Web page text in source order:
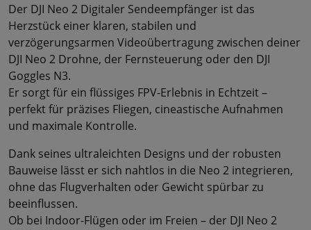
Der DJI Neo 2 Digitaler Sendeempfänger ist das
Herzstück einer klaren, stabilen und
verzögerungsarmen Videoübertragung zwischen deiner
DJI Neo 2 Drohne, der Fernsteuerung oder den DJI
Goggles N3.
Er sorgt für ein flüssiges FPV-Erlebnis in Echtzeit –
perfekt für präzises Fliegen, cineastische Aufnahmen
und maximale Kontrolle.
Dank seines ultraleichten Designs und der robusten
Bauweise lässt er sich nahtlos in die Neo 2 integrieren,
ohne das Flugverhalten oder Gewicht spürbar zu
beeinflussen.
Ob bei Indoor-Flügen oder im Freien – der DJI Neo 2